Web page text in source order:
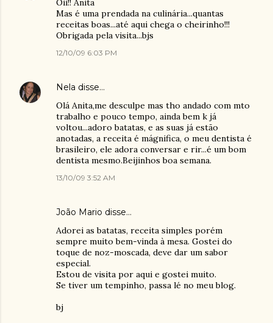
Oii!! Anita
Mas é uma prendada na culinária...quantas
receitas boas...até aqui chega o cheirinho!!!
Obrigada pela visita...bjs
12/10/09 6:03 PM
Nela disse…
Olá Anita,me desculpe mas tho andado com mto
trabalho e pouco tempo, ainda bem k já
voltou...adoro batatas, e as suas já estão
anotadas, a receita é mágnifica, o meu dentista é
brasileiro, ele adora conversar e rir...é um bom
dentista mesmo.Beijinhos boa semana.
13/10/09 3:52 AM
João Mario disse…
Adorei as batatas, receita simples porém
sempre muito bem-vinda à mesa. Gostei do
toque de noz-moscada, deve dar um sabor
especial.
Estou de visita por aqui e gostei muito.
Se tiver um tempinho, passa lé no meu blog.
bj